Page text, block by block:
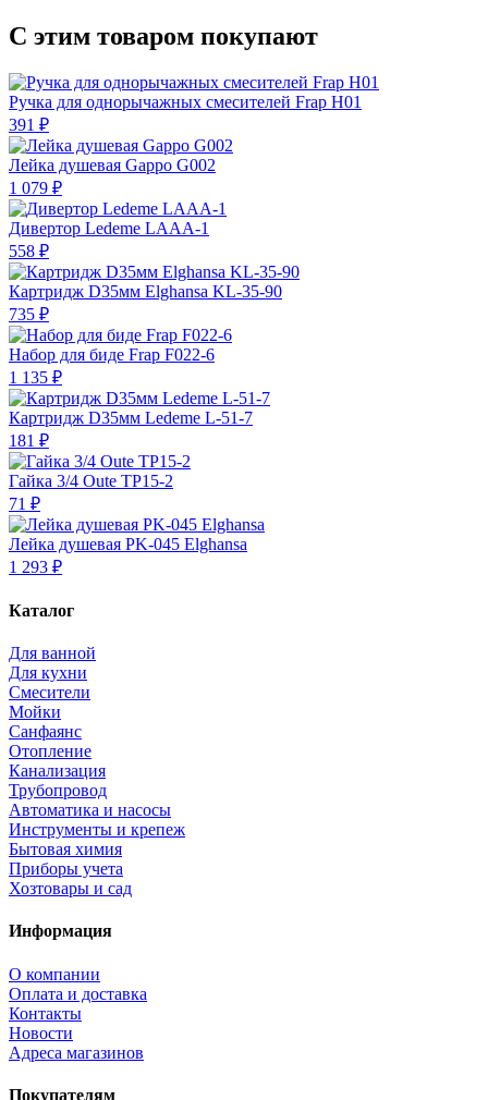
С этим товаром покупают
Ручка для однорычажных смесителей Frap H01
391 ₽
Лейка душевая Gappo G002
1 079 ₽
Дивертор Ledeme LAAA-1
558 ₽
Картридж D35мм Elghansa KL-35-90
735 ₽
Набор для биде Frap F022-6
1 135 ₽
Картридж D35мм Ledeme L-51-7
181 ₽
Гайка 3/4 Oute TP15-2
71 ₽
Лейка душевая PK-045 Elghansa
1 293 ₽
Каталог
Для ванной
Для кухни
Смесители
Мойки
Санфаянс
Отопление
Канализация
Трубопровод
Автоматика и насосы
Инструменты и крепеж
Бытовая химия
Приборы учета
Хозтовары и сад
Информация
О компании
Оплата и доставка
Контакты
Новости
Адреса магазинов
Покупателям